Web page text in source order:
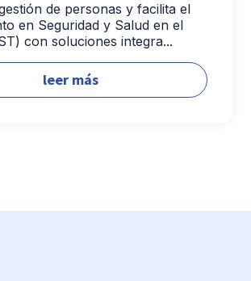
de personas y facilita el
en Seguridad y Salud en el
con soluciones integra...
leer más